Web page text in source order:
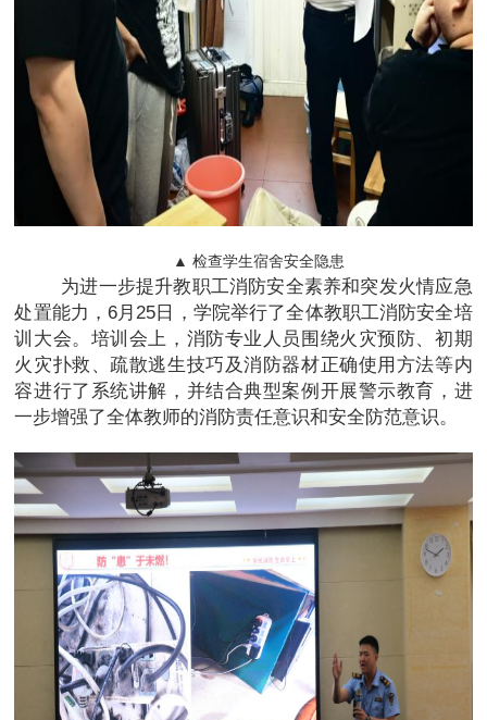
▲ 检查学生宿舍安全隐患
为进一步提升教职工消防安全素养和突发火情应急
处置能力，6月25日，学院举行了全体教职工消防安全培
训大会。培训会上，消防专业人员围绕火灾预防、初期
火灾扑救、疏散逃生技巧及消防器材正确使用方法等内
容进行了系统讲解，并结合典型案例开展警示教育，进
一步增强了全体教师的消防责任意识和安全防范意识。